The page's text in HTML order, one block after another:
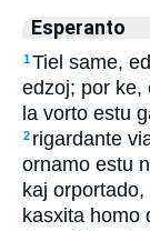
Esperanto
1Tiel same,
edzoj; por ke,
la vorto estu
2 rigardante
ornamo estu
kaj
kasxita homo